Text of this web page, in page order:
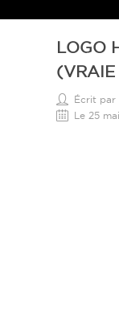
LOGO
(VRAIE
Écrit par
Le 25